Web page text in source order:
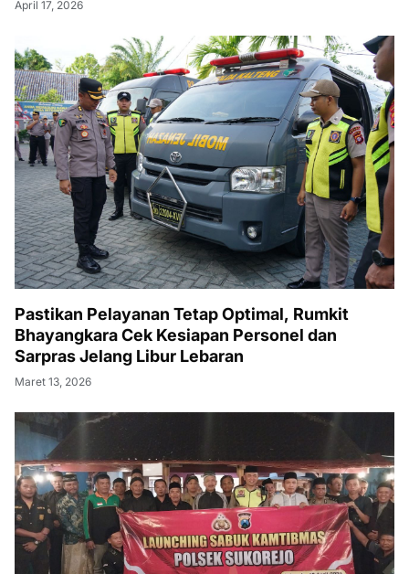
April 17, 2026
Pastikan Pelayanan Tetap Optimal, Rumkit
Bhayangkara Cek Kesiapan Personel dan
Sarpras Jelang Libur Lebaran
Maret 13, 2026